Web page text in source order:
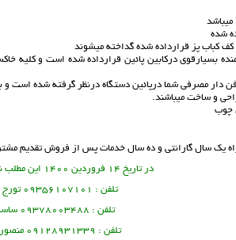
شده
کباب پز قرارداده شده گداخته میشوند
بسیارقوی درکابین پائین قرارداده شده است و
دار مصرفی شما درپائین دستگاه درنظر گرفته شده است
و ساخت میباشند.
چوب
یک سال گارانتی و ده سال خدمات پس از فروش تقدیم
در تاریخ 14 فروردین 1400 این مطلب نوشته شده است.
تلفن : 09356107101 تورج امین فر
تلفن : 09378003488 ساسان پرتو
تلفن : 09128931339 منصور امین فر